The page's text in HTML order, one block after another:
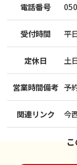
電話番号
受付時間 平
定休日 土
営業時間備考 予
関連リンク 今